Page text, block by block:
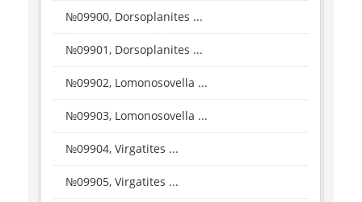
№09900, Dorsoplanites ...
№09901, Dorsoplanites ...
№09902, Lomonosovella ...
№09903, Lomonosovella ...
№09904, Virgatites ...
№09905, Virgatites ...